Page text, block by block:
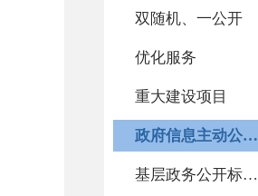
双随机、一公开
优化服务
重大建设项目
政府信息主动公开基本目录
基层政务公开标准化目录